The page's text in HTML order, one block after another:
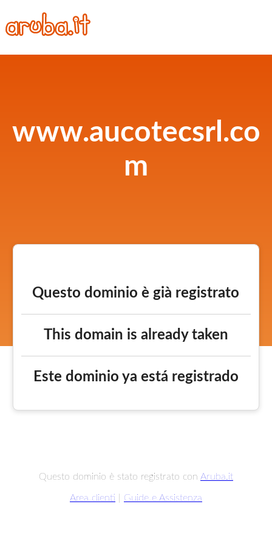
www.aucotecsrl.co
m
Questo dominio è già registrato
This domain is already taken
Este dominio ya está registrado
Questo dominio è stato registrato con Aruba.it
Area clienti Guide e Assistenza